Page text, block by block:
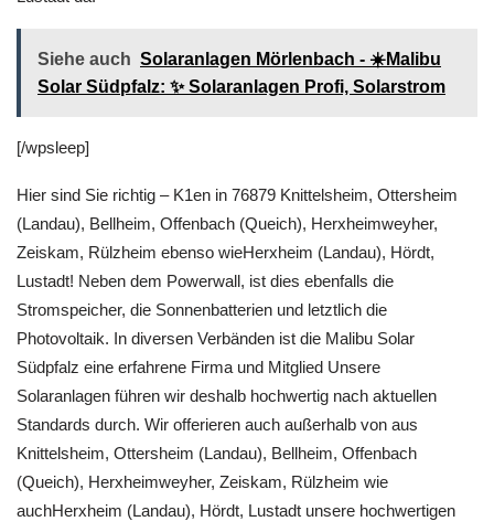
Siehe auch Solaranlagen Mörlenbach - ☀️Malibu
Solar Südpfalz: ✨ Solaranlagen Profi, Solarstrom
[/wpsleep]
Hier sind Sie richtig – K1en in 76879 Knittelsheim, Ottersheim
(Landau), Bellheim, Offenbach (Queich), Herxheimweyher,
Zeiskam, Rülzheim ebenso wieHerxheim (Landau), Hördt,
Lustadt! Neben dem Powerwall, ist dies ebenfalls die
Stromspeicher, die Sonnenbatterien und letztlich die
Photovoltaik. In diversen Verbänden ist die Malibu Solar
Südpfalz eine erfahrene Firma und Mitglied Unsere
Solaranlagen führen wir deshalb hochwertig nach aktuellen
Standards durch. Wir offerieren auch außerhalb von aus
Knittelsheim, Ottersheim (Landau), Bellheim, Offenbach
(Queich), Herxheimweyher, Zeiskam, Rülzheim wie
auchHerxheim (Landau), Hördt, Lustadt unsere hochwertigen